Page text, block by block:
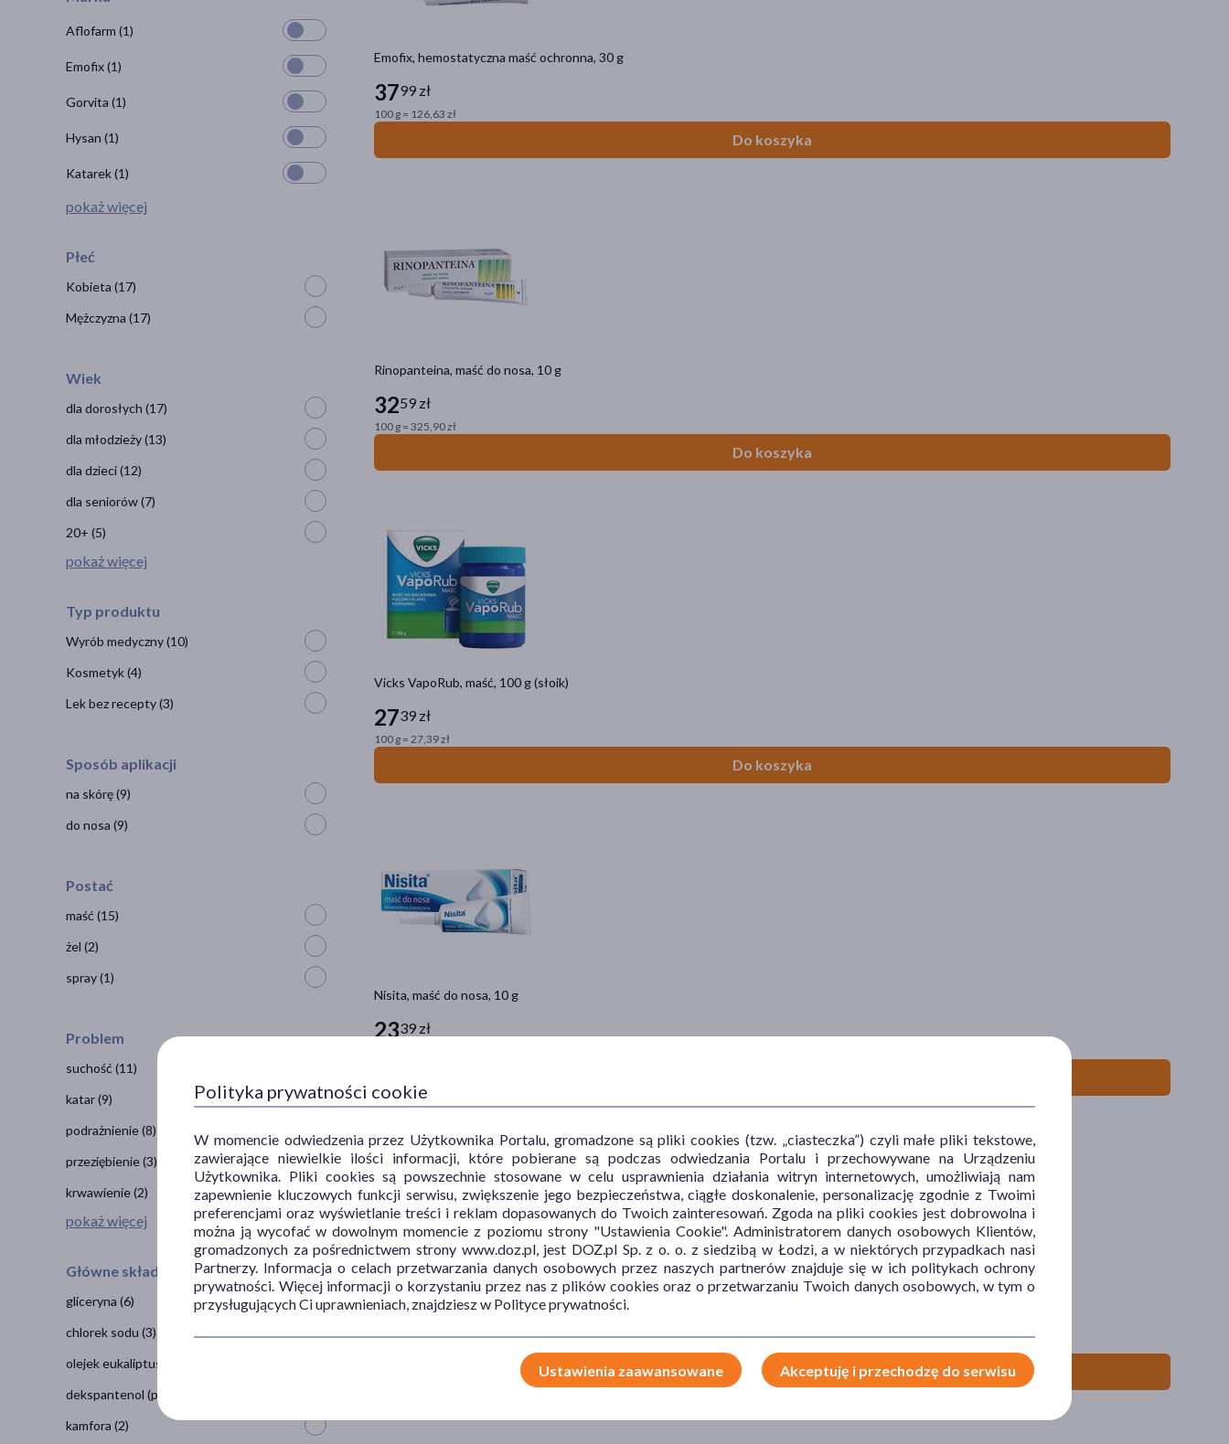
Emofix, hemostatyczna maść ochronna, 30 g
3799 zł
100 g = 126,63 zł
Do koszyka
Rinopanteina, maść do nosa, 10 g
3259 zł
100 g = 325,90 zł
Do koszyka
Vicks VapoRub, maść, 100 g (słoik)
2739 zł
100 g = 27,39 zł
Do koszyka
Nisita, maść do nosa, 10 g
2339 zł
Xylogel hydro, żel do nosa, 10 g (atomizer)
1699 zł
Do koszyka
Aflofarm (1)
Emofix(1)
Gorvita (1)
Hysan (1)
Katarek(1)
pokaż więcej
Płeć
Kobieta (17)
Mężczyzna (17)
Wiek
dla dorosłych (17)
dla młodzieży(13)
dla dzieci(12)
dla seniorów(7)
20+ (5)
pokaż więcej
Typ produktu
Wyrób medyczny(10)
Kosmetyk(4)
Lek bez recepty(3)
Sposób aplikacji
na skórę(9)
do nosa (9)
Postać
maść (15)
żel (2)
spray(1)
Problem
suchość (11)
katar(9)
podrażnienie(8)
przeziębienie(3)
krwawienie(2)
pokaż więcej
Główne składniki
gliceryna (6)
chlorek sodu (3)
olejek eukaliptusowy
dekspantenol (prowitamina B5)
kamfora (2)
Polityka prywatności cookie
W momencie odwiedzenia przez Użytkownika Portalu, gromadzone są pliki cookies (tzw. „ciasteczka”) czyli małe pliki tekstowe,
zawierające niewielkie ilości informacji, które pobierane są podczas odwiedzania Portalu i przechowywane na Urządzeniu
Użytkownika. Pliki cookies są powszechnie stosowane w celu usprawnienia działania witryn internetowych, umożliwiają nam
zapewnienie kluczowych funkcji serwisu, zwiększenie jego bezpieczeństwa, ciągłe doskonalenie, personalizację zgodnie z Twoimi
preferencjami oraz wyświetlanie treści i reklam dopasowanych do Twoich zainteresowań. Zgoda na pliki cookies jest dobrowolna i
można ją wycofać w dowolnym momencie z poziomu strony "Ustawienia Cookie". Administratorem danych osobowych Klientów,
gromadzonych za pośrednictwem strony www.doz.pl, jest DOZ.pl Sp. z o. o. z siedzibą w Łodzi, a w niektórych przypadkach nasi
Partnerzy. Informacja o celach przetwarzania danych osobowych przez naszych partnerów znajduje się w ich politykach ochrony
prywatności. Więcej informacji o korzystaniu przez nas z plików cookies oraz o przetwarzaniu Twoich danych osobowych, w tym o
przysługujących Ci uprawnieniach, znajdziesz w Polityce prywatności.
Ustawienia zaawansowane Akceptuję i przechodzę do serwisu